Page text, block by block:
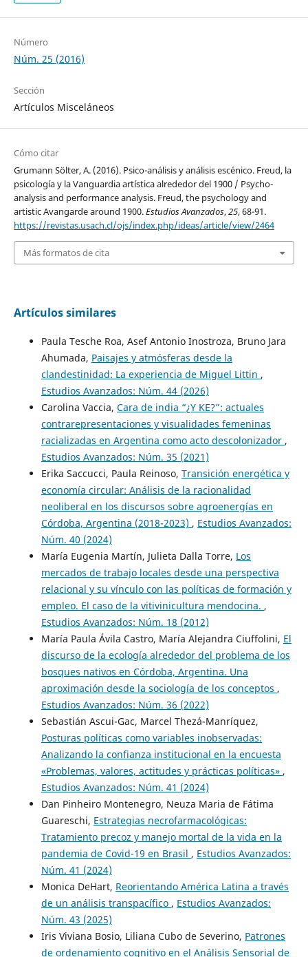
Número
Núm. 25 (2016)
Sección
Artículos Misceláneos
Cómo citar
Grumann Sölter, A. (2016). Psico-análisis y análisis escénico. Freud, la
psicología y la Vanguardia artística alrededor del 1900 / Psycho-
analysis and performance analysis. Freud, the psychology and
artistic Avangarde around 1900.Estudios Avanzados,25, 68-91.
https://revistas.usach.cl/ojs/index.php/ideas/article/view/2464
Más formatos de cita
Artículos similares
Paula Tesche Roa, Asef Antonio Inostroza, Bruno Jara
Ahumada, Paisajes y atmósferas desde la
clandestinidad: La experiencia de Miguel Littin ,
Estudios Avanzados: Núm. 44 (2026)
Carolina Vaccia, Cara de india “¿Y KE?”: actuales
contrarepresentaciones y visualidades femeninas
racializadas en Argentina como acto descolonizador ,
Estudios Avanzados: Núm. 35 (2021)
Erika Saccucci, Paula Reinoso, Transición energética y
economía circular: Análisis de la racionalidad
neoliberal en los discursos sobre agroenergías en
Córdoba, Argentina (2018-2023) , Estudios Avanzados:
Núm. 40 (2024)
María Eugenia Martín, Julieta Dalla Torre, Los
mercados de trabajo locales desde una perspectiva
relacional y su vínculo con las políticas de formación y
empleo. El caso de la vitivinicultura mendocina. ,
Estudios Avanzados: Núm. 18 (2012)
María Paula Ávila Castro, María Alejandra Ciuffolini, El
discurso de la ecología alrededor del problema de los
bosques nativos en Córdoba, Argentina. Una
aproximación desde la sociología de los conceptos ,
Estudios Avanzados: Núm. 36 (2022)
Sebastián Ascui-Gac, Marcel Thezá-Manríquez,
Posturas políticas como variables inobservadas:
Analizando la confianza institucional en la encuesta
«Problemas, valores, actitudes y prácticas políticas» ,
Estudios Avanzados: Núm. 41 (2024)
Dan Pinheiro Montenegro, Neuza Maria de Fátima
Guareschi, Estrategias necrofarmacológicas:
Tratamiento precoz y manejo mortal de la vida en la
pandemia de Covid-19 en Brasil , Estudios Avanzados:
Núm. 41 (2024)
Monica DeHart, Reorientando América Latina a través
de un análisis transpacífico , Estudios Avanzados:
Núm. 43 (2025)
Iris Viviana Bosio, Liliana Cubo de Severino, Patrones
de ordenamiento cognitivo en el Análisis Sensorial de